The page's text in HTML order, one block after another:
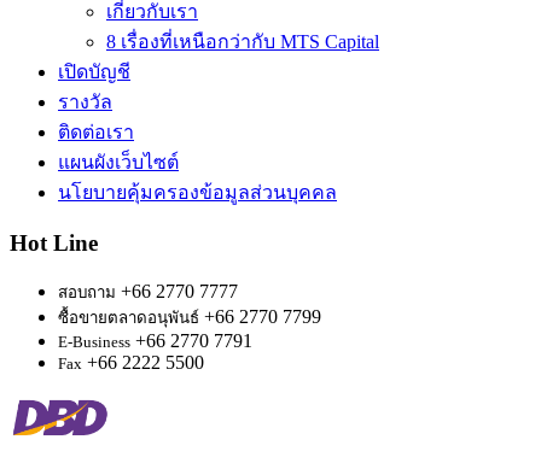
เกี่ยวกับเรา
8 เรื่องที่เหนือกว่ากับ MTS Capital
เปิดบัญชี
รางวัล
ติดต่อเรา
แผนผังเว็บไซต์
นโยบายคุ้มครองข้อมูลส่วนบุคคล
Hot Line
สอบถาม +66 2770 7777
ซื้อขายตลาดอนุพันธ์ +66 2770 7799
E-Business +66 2770 7791
Fax +66 2222 5500